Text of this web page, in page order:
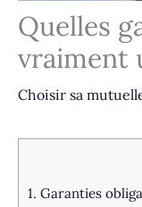
Quelles
vraiment
Choisir sa
1. Garanties